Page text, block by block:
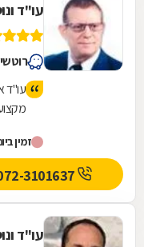
עו"ד
רוטשילד
עו"ד
מלא
נתן
זמין
עו"ד